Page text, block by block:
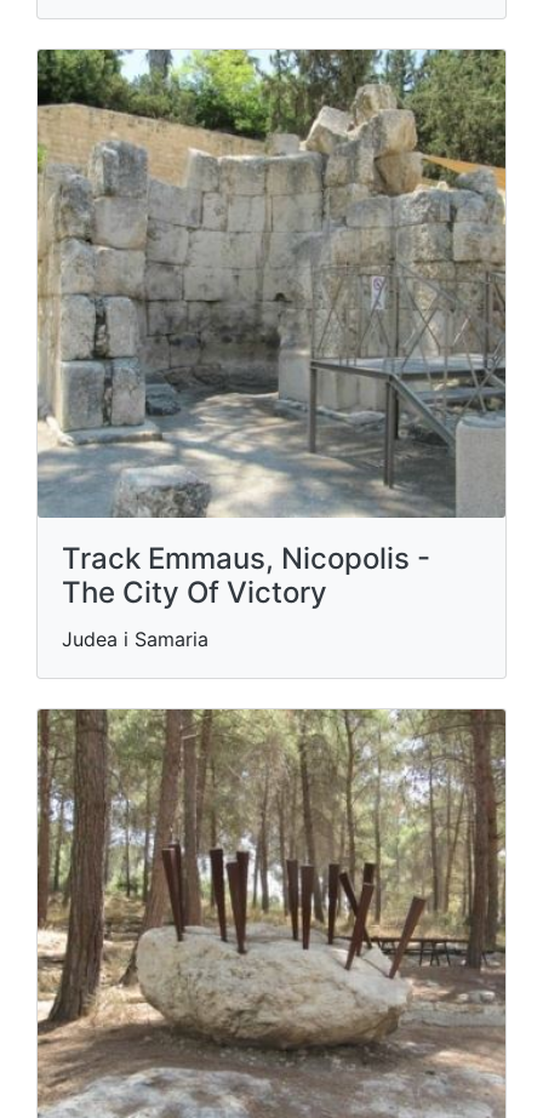
Track Emmaus, Nicopolis -
The City Of Victory
Judea i Samaria